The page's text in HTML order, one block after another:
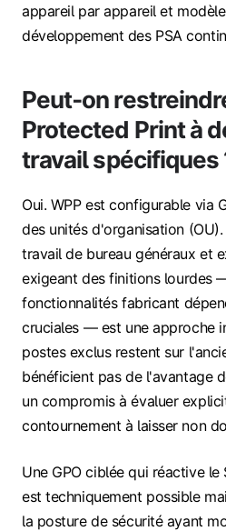
appareil par appareil et
développement des PSA
Peut‑on
Protected Print à
travail spécifiques
Oui. WPP est configurable via
des unités d'organisation
travail de bureau généraux et
exigeant des finitions lourdes
fonctionnalités fabricant
cruciales — est une approche
postes exclus restent sur
bénéficient pas de l'avantage
un compromis à évaluer
contournement à laisser non
Une GPO ciblée qui réactive
est techniquement possible
la posture de sécurité ayant